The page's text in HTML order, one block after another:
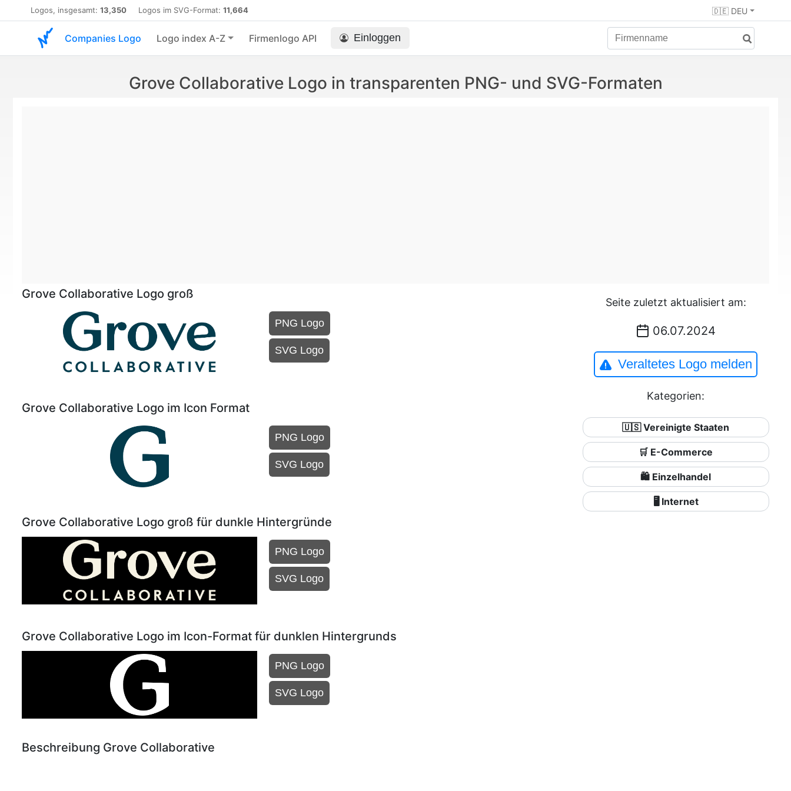
Logos, insgesamt: 13,350 Logos im SVG-Format: 11,664 🇩🇪 DEU
Companies Logo Logo index A-Z Firmenlogo API Einloggen
Grove Collaborative Logo in transparenten PNG- und SVG-Formaten
Grove Collaborative Logo groß
PNG Logo
SVG Logo
Grove Collaborative Logo im Icon Format
PNG Logo
SVG Logo
Grove Collaborative Logo groß für dunkle Hintergründe
PNG Logo
SVG Logo
Grove Collaborative Logo im Icon-Format für dunklen Hintergrunds
PNG Logo
SVG Logo
Beschreibung Grove Collaborative
Seite zuletzt aktualisiert am:
06.07.2024
Veraltetes Logo melden
Kategorien:
🇺🇸 Vereinigte Staaten
🛒 E-Commerce
🛍️ Einzelhandel
🖥️ Internet